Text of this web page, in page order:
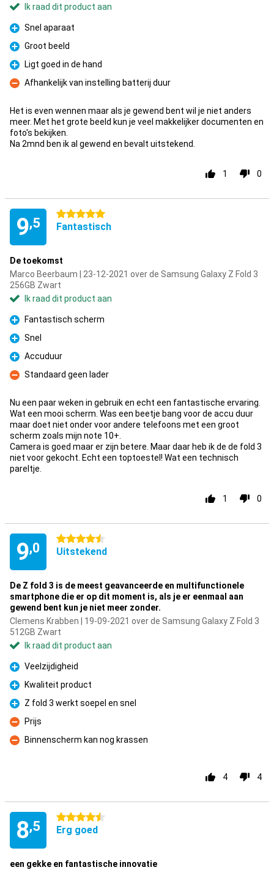
Ik raad dit product aan
Pluspunt
Snel aparaat
Pluspunt
Groot beeld
Pluspunt
Ligt goed in de hand
Minpunt
Afhankelijk van instelling batterij duur
Het is even wennen maar als je gewend bent wil je niet anders
meer. Met het grote beeld kun je veel makkelijker documenten en
foto's bekijken.
Na 2mnd ben ik al gewend en bevalt uitstekend.
1 0
9,5
5 sterren
Fantastisch
De toekomst
Marco Beerbaum | 23-12-2021 over de Samsung Galaxy Z Fold 3
256GB Zwart
Ik raad dit product aan
Pluspunt
Fantastisch scherm
Pluspunt
Snel
Pluspunt
Accuduur
Minpunt
Standaard geen lader
Nu een paar weken in gebruik en echt een fantastische ervaring.
Wat een mooi scherm. Was een beetje bang voor de accu duur
maar doet niet onder voor andere telefoons met een groot
scherm zoals mijn note 10+.
Camera is goed maar er zijn betere. Maar daar heb ik de de fold 3
niet voor gekocht. Echt een toptoestel! Wat een technisch
pareltje.
1 0
9,0
4.5 sterren
Uitstekend
De Z fold 3 is de meest geavanceerde en multifunctionele
smartphone die er op dit moment is, als je er eenmaal aan
gewend bent kun je niet meer zonder.
Clemens Krabben | 19-09-2021 over de Samsung Galaxy Z Fold 3
512GB Zwart
Ik raad dit product aan
Pluspunt
Veelzijdigheid
Pluspunt
Kwaliteit product
Pluspunt
Z fold 3 werkt soepel en snel
Minpunt
Prijs
Minpunt
Binnenscherm kan nog krassen
4 4
8,5
4.5 sterren
Erg goed
een gekke en fantastische innovatie